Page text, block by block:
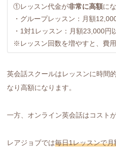
①レッスン代金が非常に高額に
・グループレッスン：月額
・1対1レッスン：月額23,000円
※レッスン回数を増やすと、費
英会話スクールはレッスンに時間
なり高額になります。
一方、オンライン英会話はコスト
レアジョブでは毎日1レッスンで